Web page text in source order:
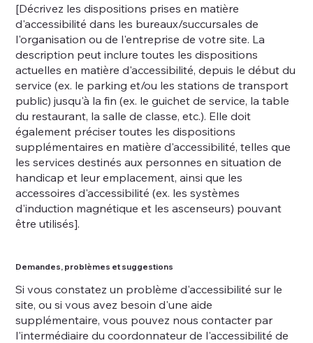
[Décrivez les dispositions prises en matière
d'accessibilité dans les bureaux/succursales de
l'organisation ou de l'entreprise de votre site. La
description peut inclure toutes les dispositions
actuelles en matière d'accessibilité, depuis le début du
service (ex. le parking et/ou les stations de transport
public) jusqu'à la fin (ex. le guichet de service, la table
du restaurant, la salle de classe, etc.). Elle doit
également préciser toutes les dispositions
supplémentaires en matière d'accessibilité, telles que
les services destinés aux personnes en situation de
handicap et leur emplacement, ainsi que les
accessoires d'accessibilité (ex. les systèmes
d'induction magnétique et les ascenseurs) pouvant
être utilisés].
Demandes, problèmes et suggestions
Si vous constatez un problème d'accessibilité sur le
site, ou si vous avez besoin d'une aide
supplémentaire, vous pouvez nous contacter par
l'intermédiaire du coordonnateur de l'accessibilité de